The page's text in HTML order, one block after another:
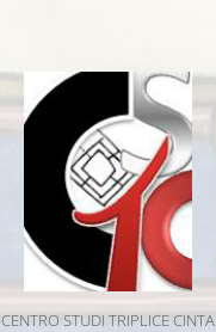
CENTRO STUDI TRIPLICE CINTA